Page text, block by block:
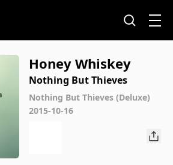
Honey Whiskey
Nothing But Thieves
Nothing But Thieves (Deluxe)
2015-10-16